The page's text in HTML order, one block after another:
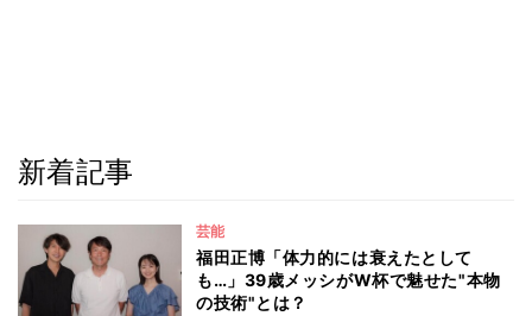
新着記事
芸能
福田正博「体力的には衰えたとして
も…」39歳メッシがW杯で魅せた"本物
の技術"とは？